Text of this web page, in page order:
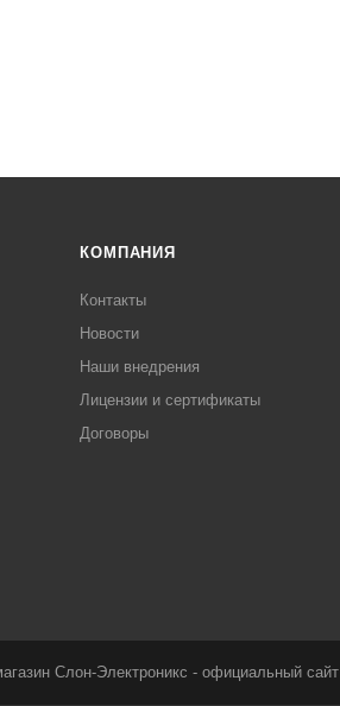
КОМПАНИЯ
Контакты
Новости
Наши внедрения
Лицензии и сертификаты
Договоры
Слон-Электроникс - официальный сайт